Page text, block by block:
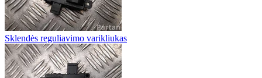
Sklendės reguliavimo varikliukas